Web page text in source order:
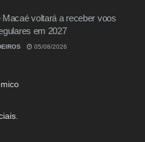
Macaé voltará a receber voos
em 2027
05/08/2026